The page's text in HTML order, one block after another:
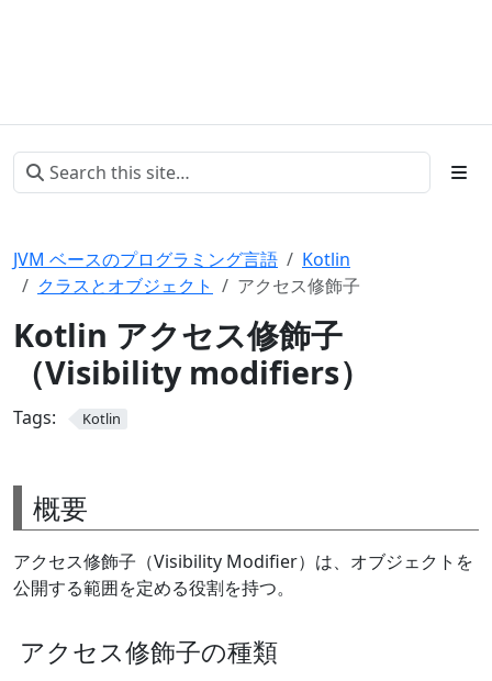
JVM ベースのプログラミング言語
Kotlin
クラスとオブジェクト
アクセス修飾子
Kotlin アクセス修飾子
（Visibility modifiers）
Tags: Kotlin
概要
アクセス修飾子（Visibility Modifier）は、オブジェクトを
公開する範囲を定める役割を持つ。
アクセス修飾子の種類